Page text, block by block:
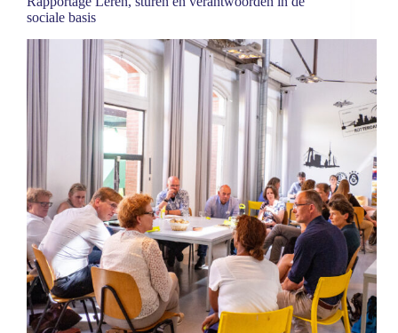
sociale basis